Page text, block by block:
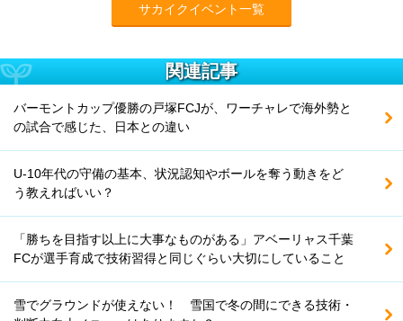
サカイクイベント一覧
関連記事
バーモントカップ優勝の戸塚FCJが、ワーチャレで海外勢と
の試合で感じた、日本との違い
U-10年代の守備の基本、状況認知やボールを奪う動きをど
う教えればいい？
「勝ちを目指す以上に大事なものがある」アベーリャス千葉
FCが選手育成で技術習得と同じぐらい大切にしていること
雪でグラウンドが使えない！ 雪国で冬の間にできる技術・